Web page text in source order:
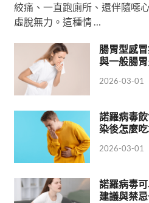
絞痛、一直跑廁所、還伴隨噁
虛脫無力。這種情 …
腸胃型感
與一般腸
2026-03-01
諾羅病毒
染後怎麼
2026-03-01
諾羅病毒
建議與禁